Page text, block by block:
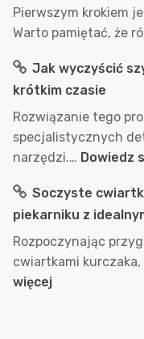
Pierwszym krokiem
Warto pamiętać, że
Jak wyczyścić
krótkim czasie
Rozwiązanie tego
specjalistycznych
narzędzi.… Dowiedz
Soczyste
piekarniku z
Rozpoczynając
cwiartkami
więcej: